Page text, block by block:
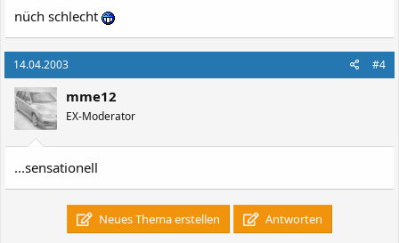
nüch schlecht
14.04.2003 #4
mme12
EX-Moderator
...sensationell
Neues Thema erstellen Antworten